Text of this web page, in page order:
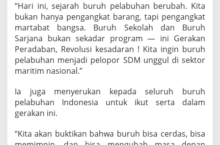
“Hari ini, sejarah buruh pelabuhan berubah. Kita
bukan hanya pengangkat barang, tapi pengangkat
martabat bangsa. Buruh Sekolah dan Buruh
Sarjana bukan sekadar program — ini Gerakan
Peradaban, Revolusi kesadaran ! Kita ingin buruh
pelabuhan menjadi pelopor SDM unggul di sektor
maritim nasional.”
Ia juga menyerukan kepada seluruh buruh
pelabuhan Indonesia untuk ikut serta dalam
gerakan ini.
“Kita akan buktikan bahwa buruh bisa cerdas, bisa